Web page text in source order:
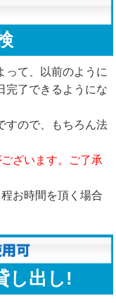
って、以前のように
完了できるようにな
すので、もちろん法
ざいます。ご了承
お時間を頂く場合
し出し!